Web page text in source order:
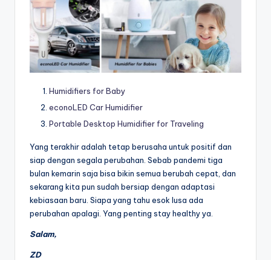
Humidifiers for Baby
econoLED Car Humidifier
Portable Desktop Humidifier for Traveling
Yang terakhir adalah tetap berusaha untuk positif dan
siap dengan segala perubahan. Sebab pandemi tiga
bulan kemarin saja bisa bikin semua berubah cepat, dan
sekarang kita pun sudah bersiap dengan adaptasi
kebiasaan baru. Siapa yang tahu esok lusa ada
perubahan apalagi. Yang penting stay healthy ya.
Salam,
ZD